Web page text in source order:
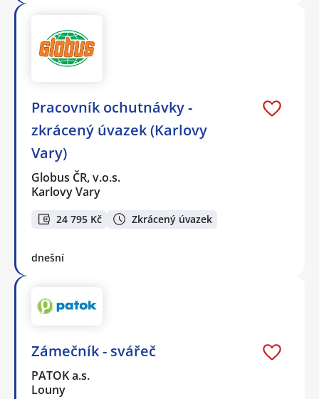
Pracovník ochutnávky -
zkrácený úvazek (Karlovy
Vary)
Globus ČR, v.o.s.
Karlovy Vary
24 795 Kč Zkrácený úvazek
dnešní
Zámečník - svářeč
PATOK a.s.
Louny